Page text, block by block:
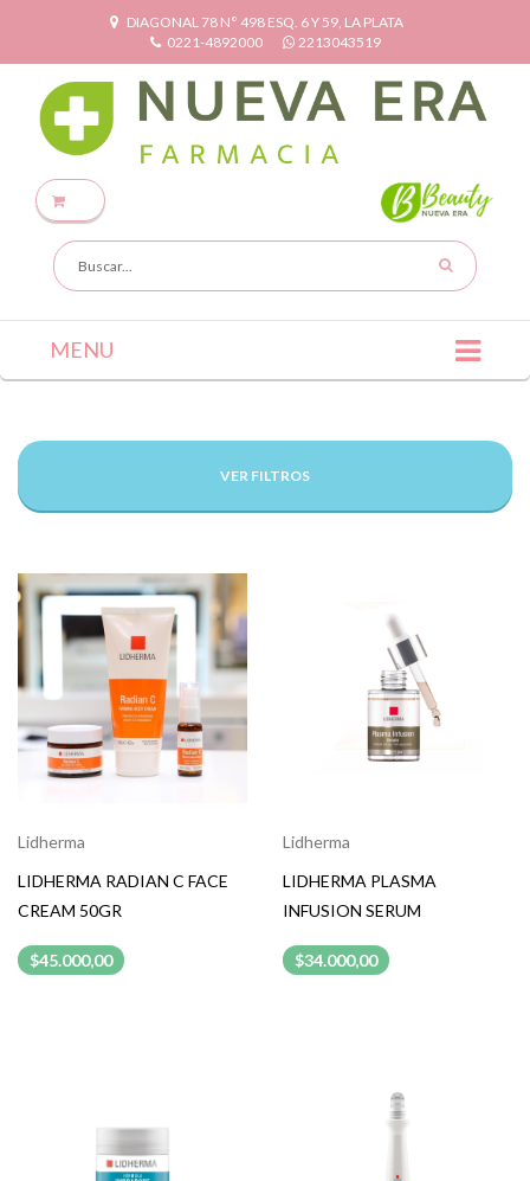
DIAGONAL 78 N° 498 ESQ. 6 Y 59, LA PLATA
0221-4892000
2213043519
MENU
VER FILTROS
Lidherma
LIDHERMA RADIAN C FACE
CREAM 50GR
$45.000,00
Lidherma
LIDHERMA PLASMA
INFUSION SERUM
$34.000,00